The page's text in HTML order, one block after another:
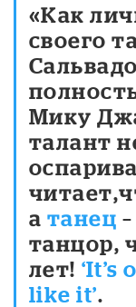
«Как
своего
Мику
талант
а танец
танцор,
лет! ‘It’s
like it’.